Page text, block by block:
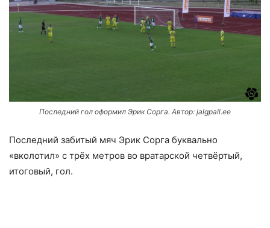
Последний гол оформил Эрик Сорга. Автор: jalgpall.ee
Последний забитый мяч Эрик Сорга буквально
«вколотил» с трёх метров во вратарской четвёртый,
итоговый, гол.